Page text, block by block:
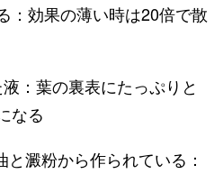
：効果の薄い時は20倍で散
：葉の裏表にたっぷりと
なる
と澱粉から作られている：